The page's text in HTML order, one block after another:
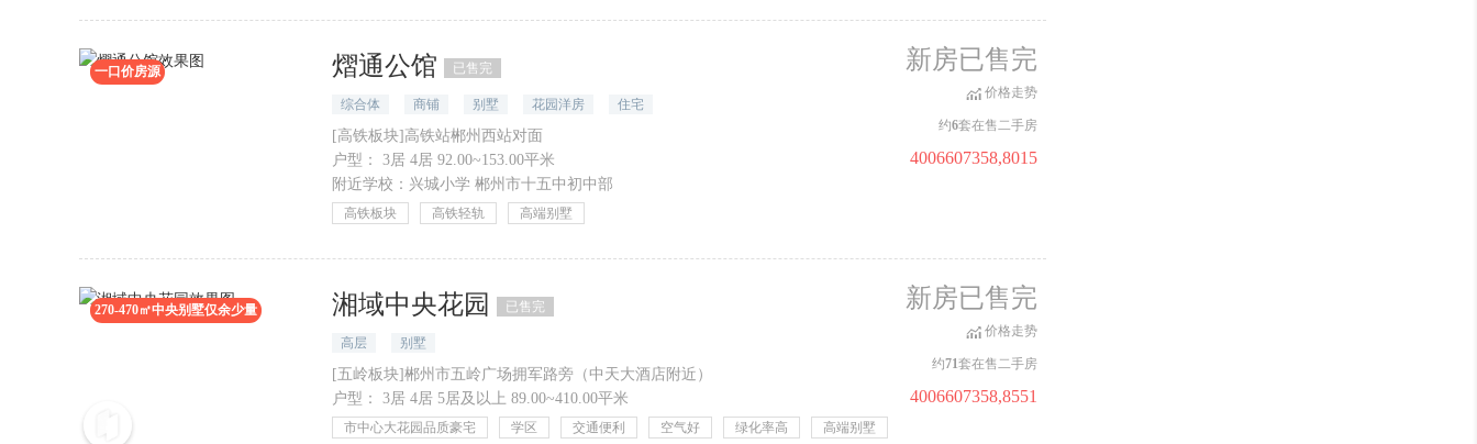
一口价房源 熠通公馆 已售完
综合体 商铺 别墅 花园洋房 住宅
[高铁板块]高铁站郴州西站对面
户型： 3居 4居 92.00~153.00平米
附近学校： 兴城小学 郴州市十五中初中部
高铁板块 高铁轻轨 高端别墅
新房已售完
价格走势
约6套在售二手房
4006607358,8015
270-470㎡中央别墅仅余少量 湘域中央花园 已售完
高层 别墅
[五岭板块]郴州市五岭广场拥军路旁（中天大酒店附近）
户型： 3居 4居 5居及以上 89.00~410.00平米
市中心大花园品质豪宅 学区 交通便利 空气好 绿化率高 高端别墅
新房已售完
价格走势
约71套在售二手房
4006607358,8551